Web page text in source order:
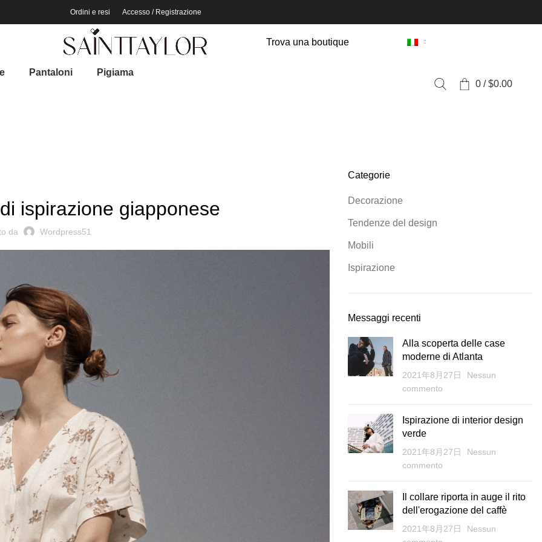
Ordini e resi Accesso / Registrazione
Trova una boutique
Pantaloni
Pigiama
0/ $0.00
ispirazione giapponese
da Wordpress51
Categorie
Decorazione
Tendenze del design
Mobili
Ispirazione
Messaggi recenti
Alla scoperta delle case
moderne di Atlanta
2021年8月27日
Nessun
commento
Ispirazione di interior design
verde
2021年8月27日
Nessun
commento
Il collare riporta in auge il rito
dell'erogazione del caffè
2021年8月27日
Nessun